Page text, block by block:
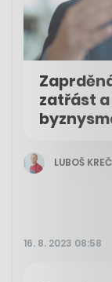
zatřást
LUBOŠ KREČ
16. 8. 2023 08:58